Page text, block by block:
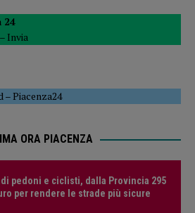
24
Invia
–Piacenza24
ORA PIACENZA
pedoni e ciclisti, dalla Provincia 295
per rendere le strade più sicure